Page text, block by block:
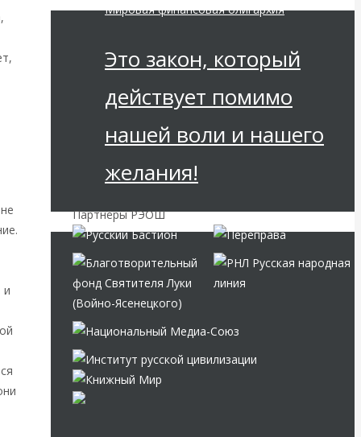
и
Мировая финансовая олигархия
Это закон, который
действует помимо
нашей воли и нашего
желания!
Партнёры РЭОШ